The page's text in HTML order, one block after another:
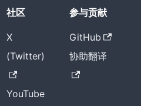
社区
X
(Twitter)
YouTube
参与贡献
GitHub
协助翻译